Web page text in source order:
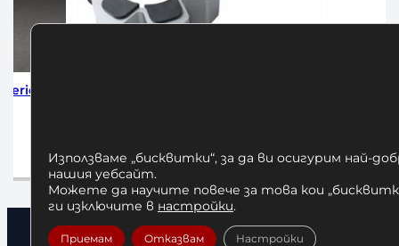
за
Добавяне в количката
Използваме „бисквитки“, за да ви осигурим най-
нашия уебсайт.
Можете да научите повече за това кои
ги изключите в настройки.
Приемам Отказвам Настройки